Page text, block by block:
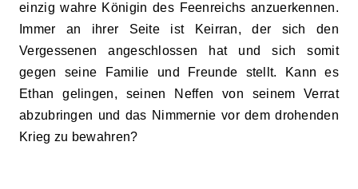
einzig wahre Königin des Feenreichs anzuerkennen.
Immer an ihrer Seite ist Keirran, der sich den
Vergessenen angeschlossen hat und sich somit
gegen seine Familie und Freunde stellt. Kann es
Ethan gelingen, seinen Neffen von seinem Verrat
abzubringen und das Nimmernie vor dem drohenden
Krieg zu bewahren?